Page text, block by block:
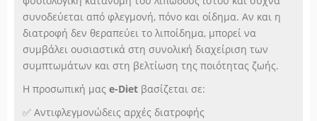
συνοδεύεται από φλεγμονή, πόνο και οίδημα. Αν και η
διατροφή δεν θεραπεύει το λιποίδημα, μπορεί να
συμβάλει ουσιαστικά στη συνολική διαχείριση των
συμπτωμάτων και στη βελτίωση της ποιότητας ζωής.
Η προσωπική μας e-Diet βασίζεται σε:
✅ Αντιφλεγμονώδεις αρχές διατροφής